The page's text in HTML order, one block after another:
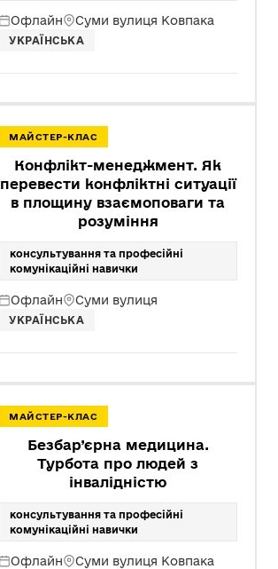
Офлайн Суми вулиця Ковпака
УКРАЇНСЬКА
МАЙСТЕР-КЛАС
Конфлікт-менеджмент. Як
перевести конфліктні ситуації
в площину взаємоповаги та
розуміння
консультування та професійні
комунікаційні навички
Офлайн Суми вулиця
УКРАЇНСЬКА
МАЙСТЕР-КЛАС
Безбар’єрна медицина.
Турбота про людей з
інвалідністю
консультування та професійні
комунікаційні навички
Офлайн Суми вулиця Ковпака